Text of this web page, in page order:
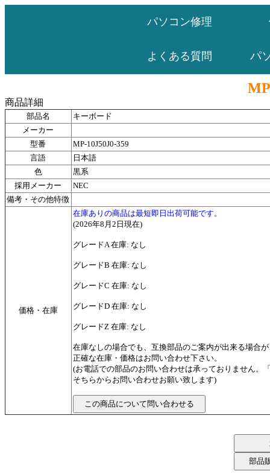
パソコン修理
よくある質問 パ
商品詳細
部品名
キーボード
メーカー
型番
MP-10J50J0-359
言語
日本語
色
黒系
採用メーカー
NEC
備考・その他特徴
価格・在庫
在庫ありの商品は最短即日出荷可能です。
(2026年8月2日現在)
グレードA 在庫: なし
グレードB 在庫: なし
グレードC 在庫: なし
グレードD 在庫: なし
グレードZ 在庫: なし
在庫なしの場合でも、互換部品のご案内が出来る場合
正確な在庫・価格はお問い合わせ下さい。
(お電話での部品のお問い合わせは承っておりません。
そちらからお問い合わせお願い致します)